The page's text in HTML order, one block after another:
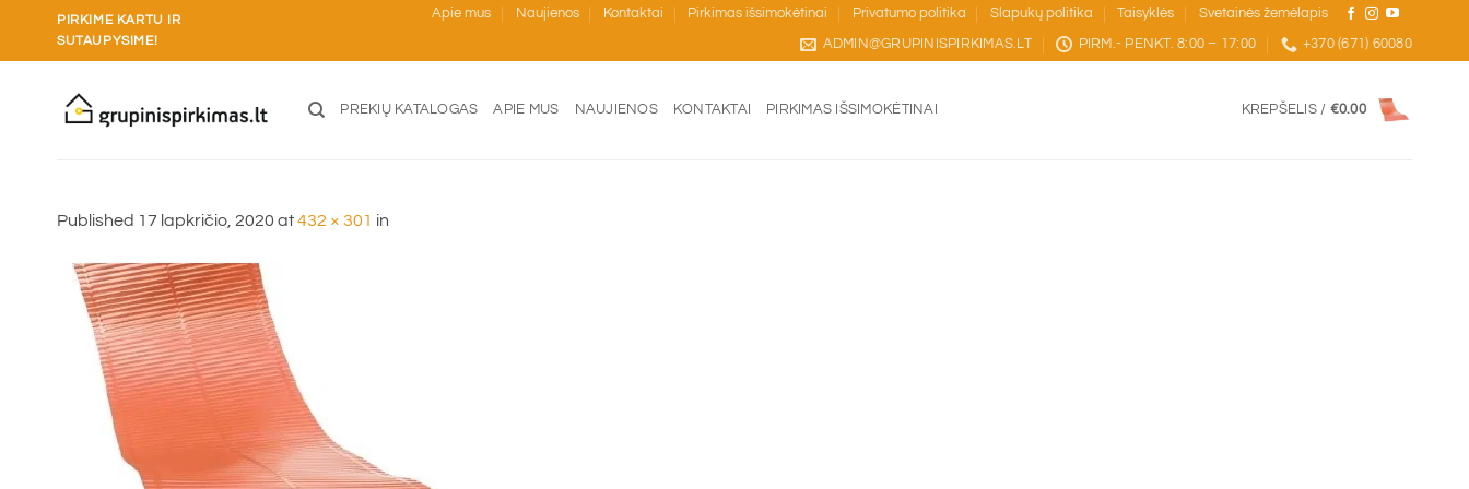
content
PIRKIME KARTU IR
SUTAUPYSIME!
Apie mus Naujienos Kontaktai Pirkimas išsimokėtinai Privatumo politika Slapukų politika Taisyklės Svetainės žemėlapis
ADMIN@GRUPINISPIRKIMAS.LT PIRM.- PENKT. 8:00 – 17:00 +370 (671) 60080
PREKIŲ KATALOGAS APIE MUS NAUJIENOS KONTAKTAI PIRKIMAS IŠSIMOKĖTINAI KREPŠELIS / €0.00
Published 17 lapkričio, 2020 at432 × 301 in